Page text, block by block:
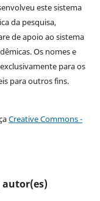
este sistema
da pesquisa,
de apoio ao sistema
Os nomes e
para os
para outros fins.
Creative Commons -
autor(es)